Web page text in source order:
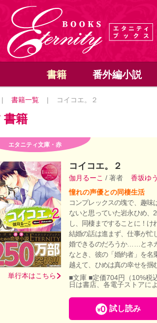
書籍 番外編小説
| 書籍一覧 | コイコエ。２
書籍
エタニティ文庫・赤
単行本はこちら
コイコエ。２
伽月るーこ / 著者 香坂ゆう
憧れの声優との同棲生活
コンプレックスの塊で、趣味
ないと思っていた岩永ひめ、
し、同棲まですることに！
結婚の話は進まず、仕事が忙
婚できるのだろうか……とネ
なとき、彼の「婚約者」を
越えて、ひめは真の幸せを掴
■文庫 ■定価704円（10%税
日は書店、各電子ストアに
試し読み